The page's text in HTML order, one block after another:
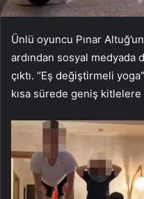
Ünlü oyuncu Pınar Altuğ’un
ardından sosyal medyada
çıktı. “Eş değiştirmeli
kısa sürede geniş kitlelere